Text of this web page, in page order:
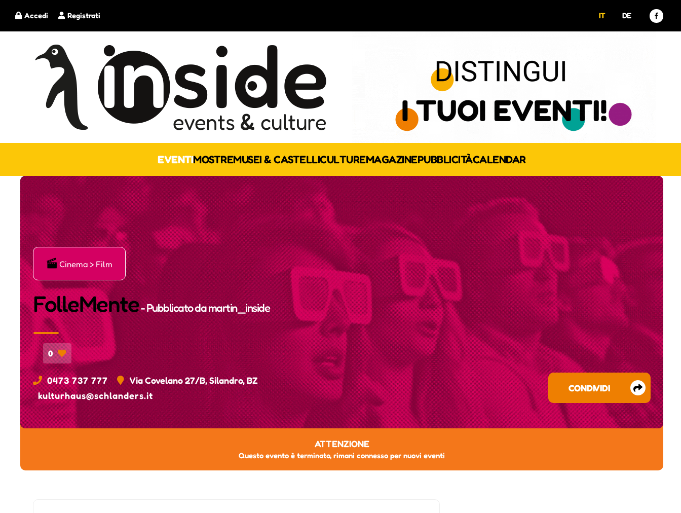
Registrati
Accedi IT DE
EVENTIMOSTREMUSEI & CASTELLICULTUREMAGAZINEPUBBLICITÀCALENDAR
Ę Cinema > Film
FolleMente- Pubblicato damartin_inside
0
0473 737 777
Via Covelano 27/B, Silandro, BZ
kulturhaus@schlanders.it
CONDIVIDI
ATTENZIONE
Questo evento è terminato, rimani connesso per nuovi eventi